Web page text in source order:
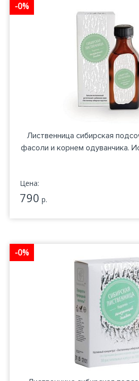
-0%
Лиственница сибирская
фасоли и корнем одуванчика.
Цена:
790 р.
-0%